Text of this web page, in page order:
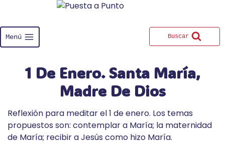
contenido
Menú Buscar
1 De Enero. Santa María,
Madre De Dios
Reflexión para meditar el 1 de enero. Los temas
propuestos son: contemplar a María; la maternidad
de María; recibir a Jesús como hizo María.